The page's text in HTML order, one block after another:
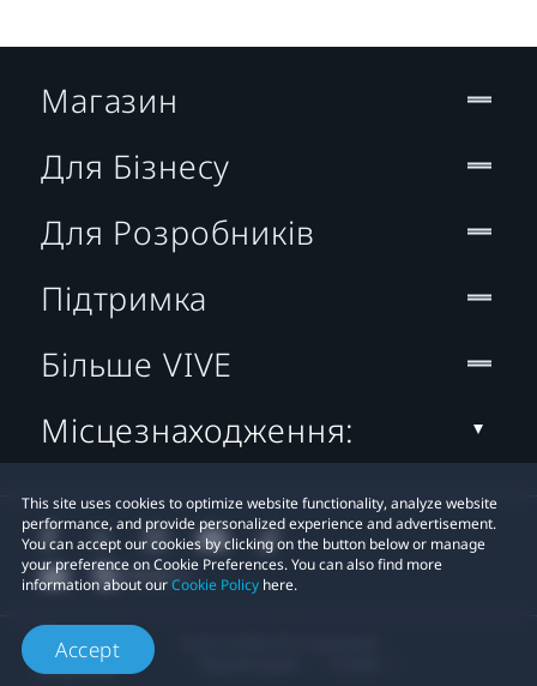
This site uses cookies to optimize website functionality, analyze website
performance, and provide personalized experience and advertisement.
You can accept our cookies by clicking on the button below or manage
your preference on Cookie Preferences. You can also find more
information about ourCookie Policy here.
Accept
Магазин
Для Бізнесу
Для Розробників
Підтримка
Більше VIVE
Місцезнаходження: